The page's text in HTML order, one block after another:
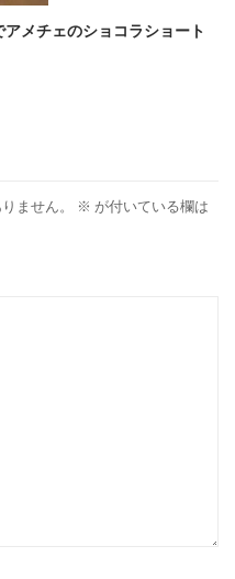
アメチェのショコラショート
ません。 ※ が付いている欄は